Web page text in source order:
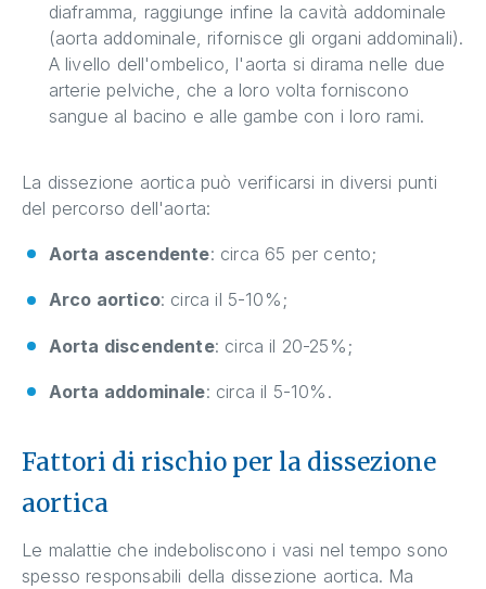
diaframma, raggiunge infine la cavità addominale
(aorta addominale, rifornisce gli organi addominali).
A livello dell'ombelico, l'aorta si dirama nelle due
arterie pelviche, che a loro volta forniscono
sangue al bacino e alle gambe con i loro rami.
La dissezione aortica può verificarsi in diversi punti
del percorso dell'aorta:
Aorta ascendente: circa 65 per cento;
Arco aortico: circa il 5-10%;
Aorta discendente: circa il 20-25%;
Aorta addominale: circa il 5-10%.
Fattori di rischio per la dissezione
aortica
Le malattie che indeboliscono i vasi nel tempo sono
spesso responsabili della dissezione aortica. Ma